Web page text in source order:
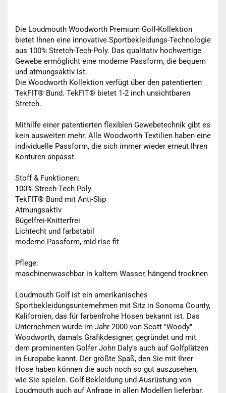
Die Loudmouth Woodworth Premium Golf-Kollektion
bietet Ihnen eine innovative Sportbekleidungs-Technologie
aus 100% Stretch-Tech-Poly. Das qualitativ hochwertige
Gewebe ermöglicht eine moderne Passform, die bequem
und atmungsaktiv ist.
Die Woodworth Kollektion verfügt über den patentierten
TekFIT® Bund. TekFIT® bietet 1-2 inch unsichtbaren
Stretch.
Mithilfe einer patentierten flexiblen Gewebetechnik gibt es
kein ausweiten mehr. Alle Woodworth Textilien haben eine
individuelle Passform, die sich immer wieder erneut Ihren
Konturen anpasst.
Stoff & Funktionen:
100% Strech-Tech Poly
TekFIT® Bund mit Anti-Slip
Atmungsaktiv
Bügelfrei-Knitterfrei
Lichtecht und farbstabil
moderne Passform, mid-rise fit
Pflege:
maschinenwaschbar in kaltem Wasser, hängend trocknen
Loudmouth Golf ist ein amerikanisches
Sportbekleidungsunternehmen mit Sitz in Sonoma County,
Kalifornien, das für farbenfrohe Hosen bekannt ist. Das
Unternehmen wurde im Jahr 2000 von Scott "Woody"
Woodworth, damals Grafikdesigner, gegründet und mit
dem prominenten Golfer John Daly's auch auf Golfplätzen
in Europabe kannt. Der größte Spaß, den Sie mit Ihrer
Hose haben können die auch noch so gut auszusehen,
wie Sie spielen. Golf-Bekleidung und Ausrüstung von
Loudmouth auch auf Anfrage in allen Modellen lieferbar.